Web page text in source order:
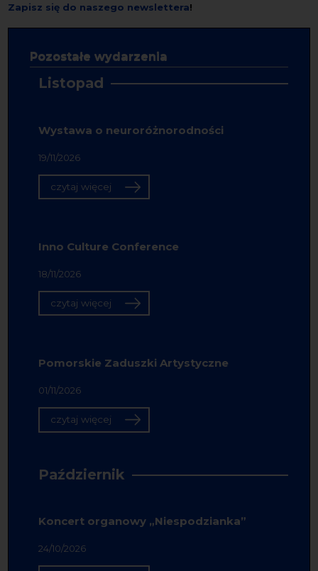
Zapisz się do naszego newslettera!
Pozostałe wydarzenia
Listopad
Wystawa o neuroróżnorodności
19/11/2026
czytaj więcej
Inno Culture Conference
18/11/2026
czytaj więcej
Pomorskie Zaduszki Artystyczne
01/11/2026
czytaj więcej
Październik
Koncert organowy „Niespodzianka”
24/10/2026